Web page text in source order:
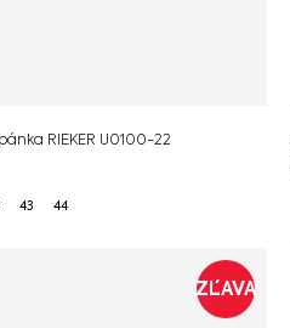
RIEKER U0100-22
43 44
ZĽAVA